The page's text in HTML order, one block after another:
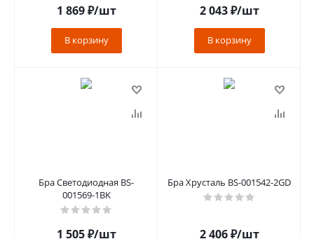
1 869₽/шт
В корзину
2 043₽/шт
В корзину
Бра Светодиодная BS-
001569-1BK
1 505₽/шт
Бра Хрусталь BS-001542-2GD
2 406₽/шт